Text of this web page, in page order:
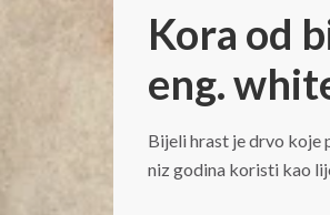
Kora od
eng.
Bijeli hrast je drvo koje
niz godina koristi kao